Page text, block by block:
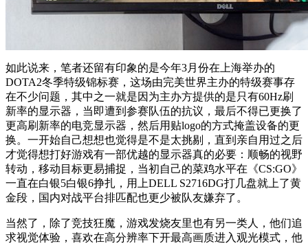
如此说来，笔者还留有印象的是今年3月份在上海举办的
DOTA2冬季特级锦标赛，这场由完美世界主办的特级赛事存
在不少问题，其中之一就是因为主办方提供的是只有60Hz刷
新率的显示器，当即遭到参赛队伍的抗议，最后不得已更换了
更高刷新率的电竞显示器，然后用贴logo的方式掩盖设备的更
换。一开始自己想想也觉得是不是太挑剔，直到亲自用过之后
才觉得想打好游戏有一部优越的显示器真的必要：顺畅的视野
转动，移动目标更易捕捉，当初自己的菜鸡水平在《CS:GO》
一直在白银5白银6挣扎，用上DELL S2716DG打几盘就上了黄
金段，国内对战平台排匹配也更少被队友嫌弃了。
当然了，除了竞技狂魔，游戏发烧友里也有另一类人，他们追
求视觉体验，喜欢在高分辨率下开最高画质进入观光模式，他